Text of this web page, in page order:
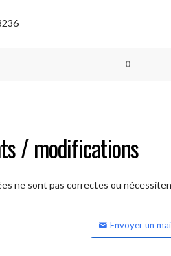
0
/ modifications
ne sont pas correctes ou
Envoyer un